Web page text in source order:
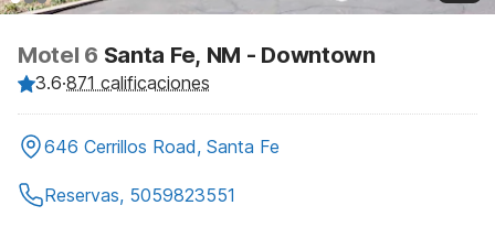
Motel 6 Santa Fe, NM - Downtown
3.6·871 calificaciones
646 Cerrillos Road, Santa Fe
Reservas, 5059823551